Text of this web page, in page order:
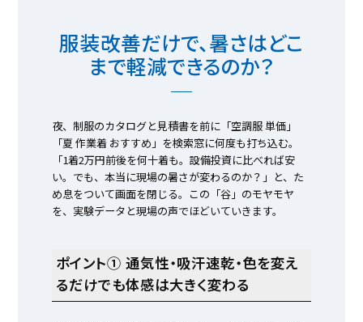
服装改善だけで、暑さはどこ
まで軽減できるのか？
夜、制服のカタログと見積書を前に「空調服 単価」
「夏 作業着 おすすめ」を検索窓に何度も打ち込む。
「1着2万円前後を何十着も。設備投資に比べれば安
い。でも、本当に現場の暑さが変わるのか？」と、た
め息をついて画面を閉じる。この「谷」のモヤモヤ
を、実験データと現場の声でほどいていきます。
ポイント① 通気性・吸汗速乾・色を変え
るだけでも体感は大きく変わる